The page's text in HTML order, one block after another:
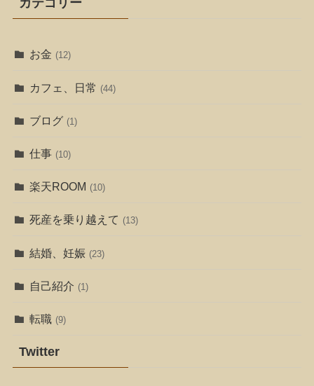
カテゴリー
お金 (12)
カフェ、日常 (44)
ブログ (1)
仕事 (10)
楽天ROOM (10)
死産を乗り越えて (13)
結婚、妊娠 (23)
自己紹介 (1)
転職 (9)
Twitter